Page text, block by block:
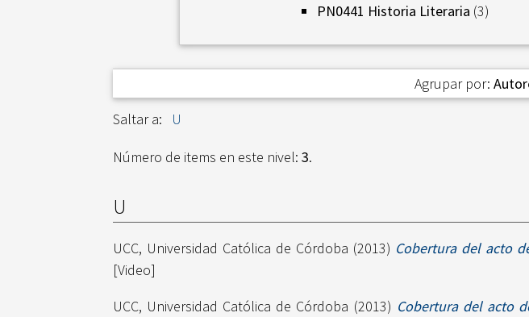
PN0441 Historia Literaria (3)
Agrupar por:
Saltar a:
U
Número de items en este nivel: 3.
U
UCC, Universidad Católica de Córdoba (2013) Cobertura del acto
[Video]
UCC, Universidad Católica de Córdoba (2013) Cobertura del acto